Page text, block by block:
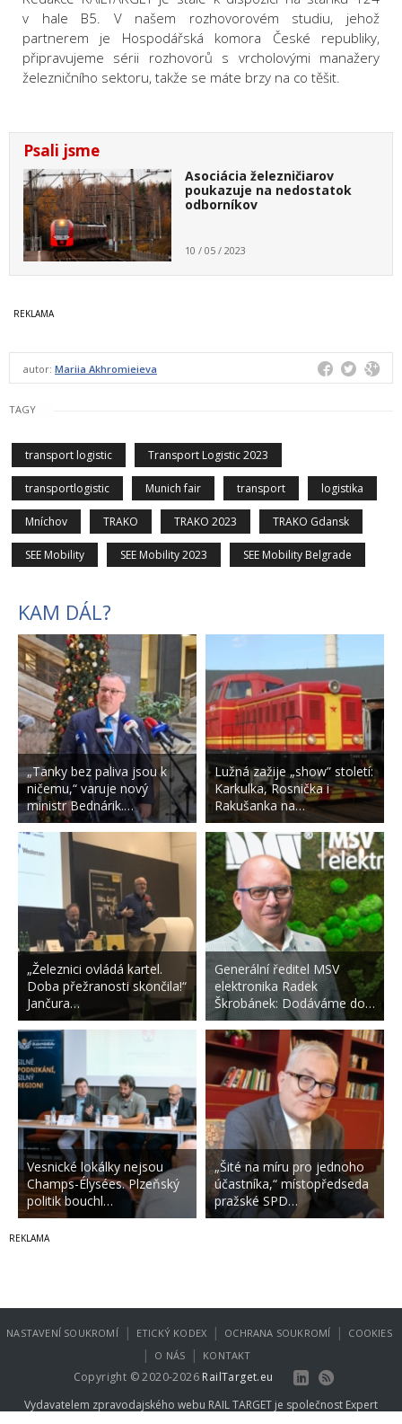
v hale B5. V našem rozhovorovém studiu, jehož
partnerem je Hospodářská komora České republiky,
připravujeme sérii rozhovorů s vrcholovými manažery
železničního sektoru, takže se máte brzy na co těšit.
Psali jsme
Asociácia železničiarov
poukazuje na nedostatok
odborníkov
10 / 05 / 2023
autor: Mariia Akhromieieva
TAGY
transport logistic Transport Logistic 2023
transportlogistic Munich fair transport logistika
Mníchov TRAKO TRAKO 2023 TRAKO Gdansk
SEE Mobility SEE Mobility 2023 SEE Mobility Belgrade
KAM DÁL?
„Tanky bez paliva jsou k
ničemu,“ varuje nový
ministr Bednárik.…
„Železnici ovládá kartel.
Doba přežranosti skončila!“
Jančura…
Vesnické lokálky nejsou
Champs-Élysées. Plzeňský
politik bouchl…
Lužná zažije „show” století:
Karkulka, Rosnička i
Rakušanka na…
Generální ředitel MSV
elektronika Radek
Škrobánek: Dodáváme do…
„Šité na míru pro jednoho
účastníka,“ místopředseda
pražské SPD…
NASTAVENÍ SOUKROMÍ | ETICKÝ KODEX | OCHRANA SOUKROMÍ | COOKIES
| O NÁS | KONTAKT
Copyright © 2020-2026 RailTarget.eu
Vydavatelem zpravodajského webu RAIL TARGET je společnost Expert